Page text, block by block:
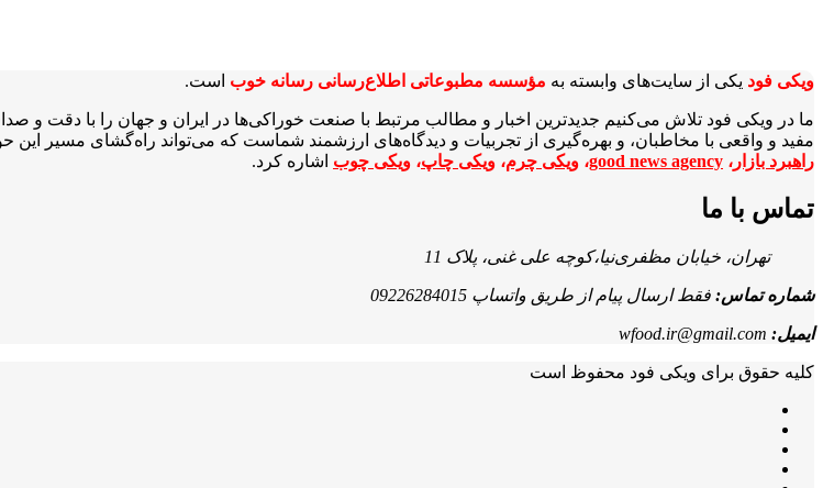
ویکی‌ فود یکی از سایت‌های وابسته به مؤسسه مطبوعاتی اطلاع‌رسانی رسانه خوب است.
ما در ویکی‌ فود تلاش می‌کنیم جدیدترین اخبار و مطالب مرتبط با صنعت خوراکی‌ها در ایران و جهان را با دقت و
مفید و واقعی با مخاطبان، و بهره‌گیری از تجربیات و دیدگاه‌های ارزشمند شماست که می‌تواند راه‌گشای مسیر این
راهبرد بازار ، good news agency، ویکی چرم، ویکی چاپ، ویکی چوب اشاره کرد.
تماس با ما
تهران، خیابان مظفری‌نیا،کوچه علی غنی، پلاک 11
شماره تماس: فقط ارسال پیام از طریق واتساپ 09226284015
ایمیل: wfood.ir@gmail.com
کلیه حقوق برای ویکی فود محفوظ است